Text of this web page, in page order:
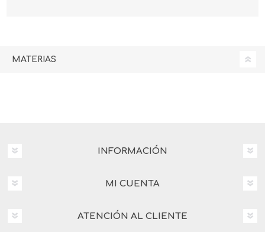
MATERIAS
INFORMACIÓN
MI CUENTA
ATENCIÓN AL CLIENTE